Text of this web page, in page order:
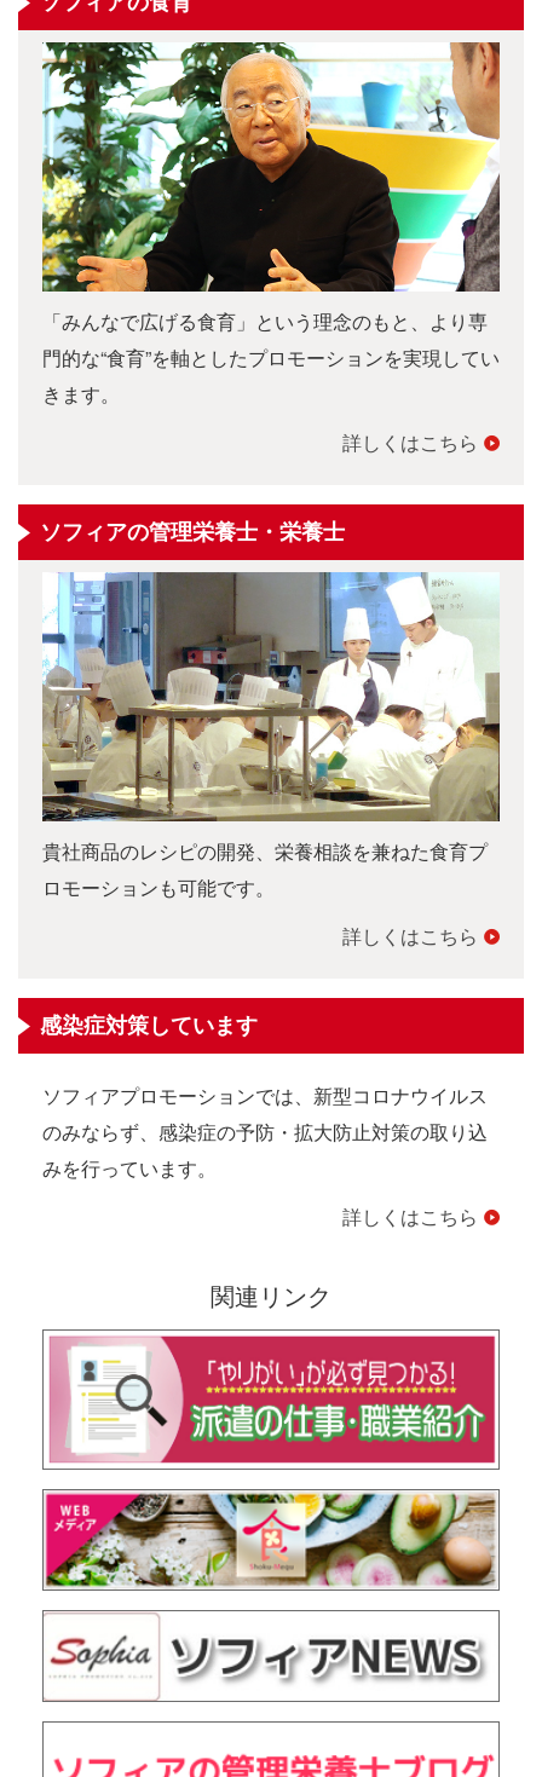
「みんなで広げる食育」という理念のもと、より専
門的な“食育”を軸としたプロモーションを実現してい
きます。
詳しくはこちら
ソフィアの管理栄養士・栄養士
貴社商品のレシピの開発、栄養相談を兼ねた食育プ
ロモーションも可能です。
詳しくはこちら
感染症対策しています
ソフィアプロモーションでは、新型コロナウイルス
のみならず、感染症の予防・拡大防止対策の取り込
みを行っています。
詳しくはこちら
関連リンク